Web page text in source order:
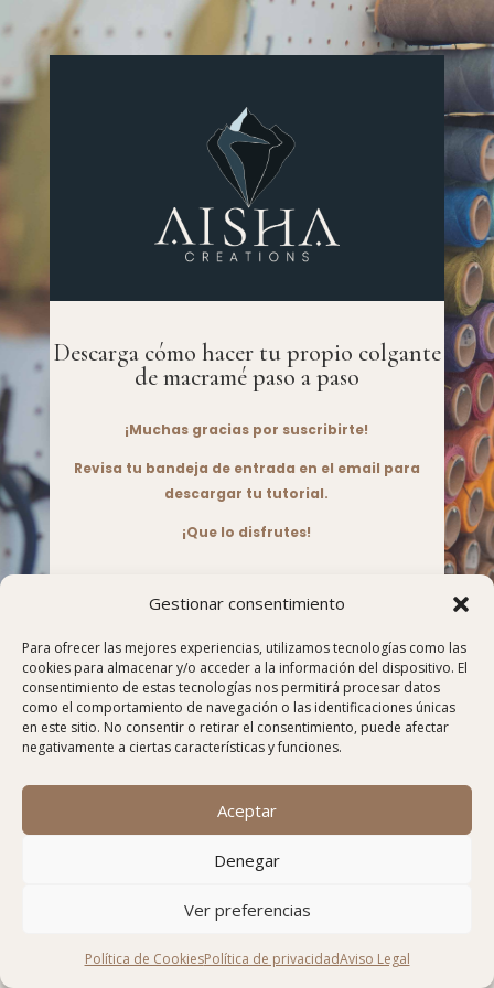
Gestionar consentimiento
Para ofrecer las mejores experiencias, utilizamos tecnologías como las
cookies para almacenar y/o acceder a la información del dispositivo. El
consentimiento de estas tecnologías nos permitirá procesar datos
como el comportamiento de navegación o las identificaciones únicas
en este sitio. No consentir o retirar el consentimiento, puede afectar
negativamente a ciertas características y funciones.
Aceptar
Denegar
Ver preferencias
Política de CookiesPolítica de privacidadAviso Legal
Descarga cómo hacer tu propio colgante
de macramé paso a paso
¡Muchas gracias por suscribirte!
Revisa tu bandeja de entrada en el email para
descargar tu tutorial.
¡Que lo disfrutes!